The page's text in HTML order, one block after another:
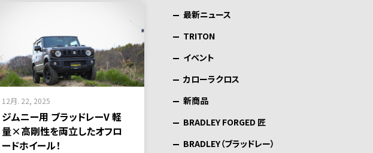
12月. 22, 2025
ジムニー用 ブラッドレーV 軽
量×高剛性を両立したオフロ
ードホイール！
最新ニュース
TRITON
イベント
カローラクロス
新商品
BRADLEY FORGED 匠
BRADLEY（ブラッドレー）